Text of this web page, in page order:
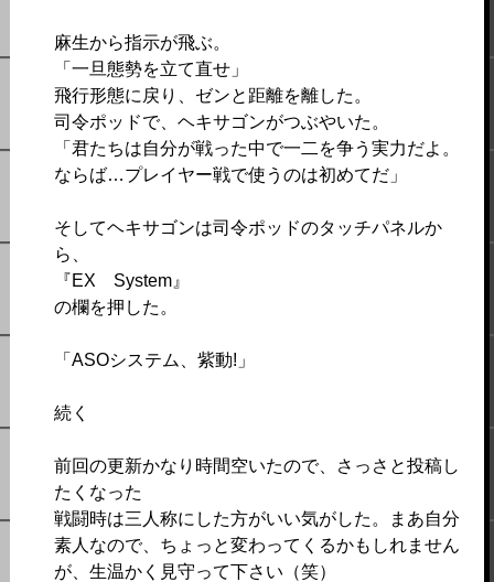
麻生から指示が飛ぶ。
「一旦態勢を立て直せ」
飛行形態に戻り、ゼンと距離を離した。
司令ポッドで、ヘキサゴンがつぶやいた。
「君たちは自分が戦った中で一二を争う実力だよ。
ならば…プレイヤー戦で使うのは初めてだ」
そしてヘキサゴンは司令ポッドのタッチパネルか
ら、
『EX System』
の欄を押した。
「ASOシステム、紫動!」
続く
前回の更新かなり時間空いたので、さっさと投稿し
たくなった
戦闘時は三人称にした方がいい気がした。まあ自分
素人なので、ちょっと変わってくるかもしれません
が、生温かく見守って下さい（笑）